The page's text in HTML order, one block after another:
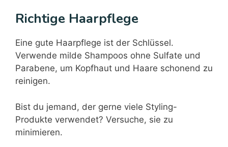
Richtige Haarpflege
Eine gute Haarpflege ist der Schlüssel.
Verwende milde Shampoos ohne Sulfate und
Parabene, um Kopfhaut und Haare schonend zu
reinigen.
Bist du jemand, der gerne viele Styling-
Produkte verwendet? Versuche, sie zu
minimieren.